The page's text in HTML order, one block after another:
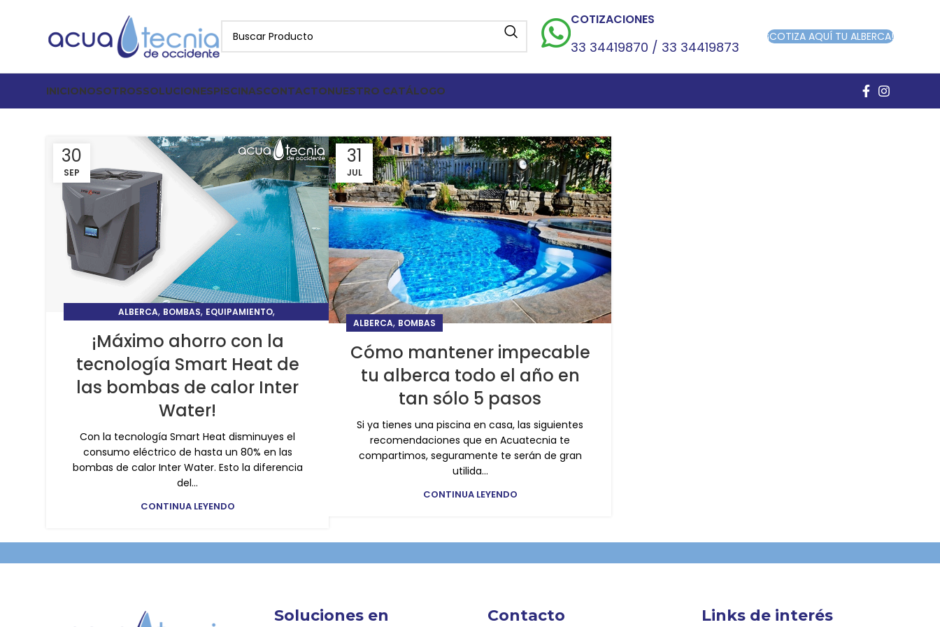
COTIZACIONES
33 34419870 / 33 34419873
¡COTIZA AQUÍ TU ALBERCA!
INICIONOSOTROSSOLUCIONESPISCINASCONTACTONUESTRO CATÁLOGO
30
SEP
ALBERCA, BOMBAS, EQUIPAMIENTO,
¡Máximo ahorro con la
tecnología Smart Heat de
las bombas de calor Inter
Water!
Con la tecnología Smart Heat disminuyes el
consumo eléctrico de hasta un 80% en las
bombas de calor Inter Water. Esto la diferencia
del...
CONTINUA LEYENDO
31
JUL
ALBERCA, BOMBAS
Cómo mantener impecable
tu alberca todo el año en
tan sólo 5 pasos
Si ya tienes una piscina en casa, las siguientes
recomendaciones que en Acuatecnia te
compartimos, seguramente te serán de gran
utilida...
CONTINUA LEYENDO
Soluciones en Contacto Links de interés